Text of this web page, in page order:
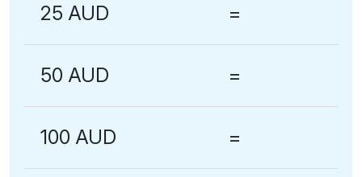
25 AUD =
50 AUD =
100 AUD =